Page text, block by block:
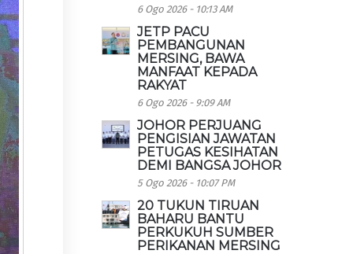
6 Ogo 2026 - 10:13 AM
JETP PACU
PEMBANGUNAN
MERSING, BAWA
MANFAAT KEPADA
RAKYAT
6 Ogo 2026 - 9:09 AM
JOHOR PERJUANG
PENGISIAN JAWATAN
PETUGAS KESIHATAN
DEMI BANGSA JOHOR
5 Ogo 2026 - 10:07 PM
20 TUKUN TIRUAN
BAHARU BANTU
PERKUKUH SUMBER
PERIKANAN MERSING